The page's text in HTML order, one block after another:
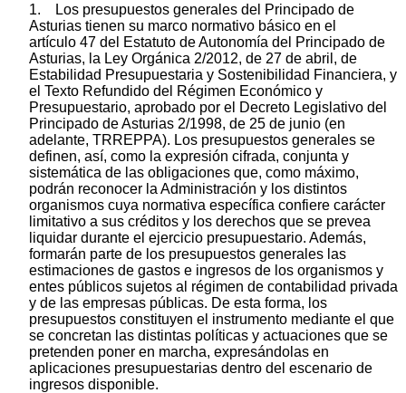
1. Los presupuestos generales del Principado de
Asturias tienen su marco normativo básico en el
artículo 47 del Estatuto de Autonomía del Principado de
Asturias, la Ley Orgánica 2/2012, de 27 de abril, de
Estabilidad Presupuestaria y Sostenibilidad Financiera, y
el Texto Refundido del Régimen Económico y
Presupuestario, aprobado por el Decreto Legislativo del
Principado de Asturias 2/1998, de 25 de junio (en
adelante, TRREPPA). Los presupuestos generales se
definen, así, como la expresión cifrada, conjunta y
sistemática de las obligaciones que, como máximo,
podrán reconocer la Administración y los distintos
organismos cuya normativa específica confiere carácter
limitativo a sus créditos y los derechos que se prevea
liquidar durante el ejercicio presupuestario. Además,
formarán parte de los presupuestos generales las
estimaciones de gastos e ingresos de los organismos y
entes públicos sujetos al régimen de contabilidad privada
y de las empresas públicas. De esta forma, los
presupuestos constituyen el instrumento mediante el que
se concretan las distintas políticas y actuaciones que se
pretenden poner en marcha, expresándolas en
aplicaciones presupuestarias dentro del escenario de
ingresos disponible.